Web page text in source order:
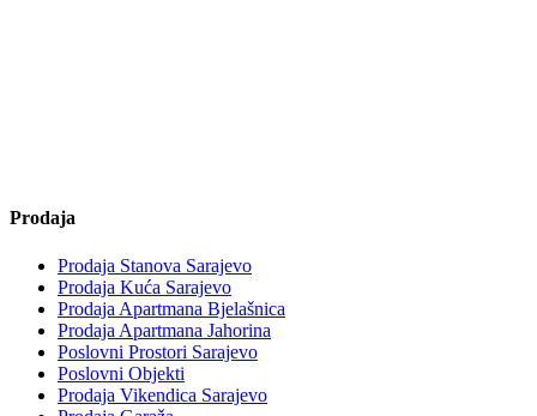
Prodaja
Prodaja Stanova Sarajevo
Prodaja Kuća Sarajevo
Prodaja Apartmana Bjelašnica
Prodaja Apartmana Jahorina
Poslovni Prostori Sarajevo
Poslovni Objekti
Prodaja Vikendica Sarajevo